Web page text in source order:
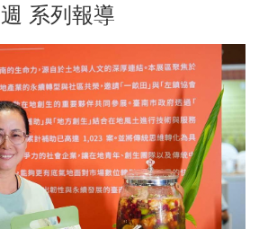
週 系列報導